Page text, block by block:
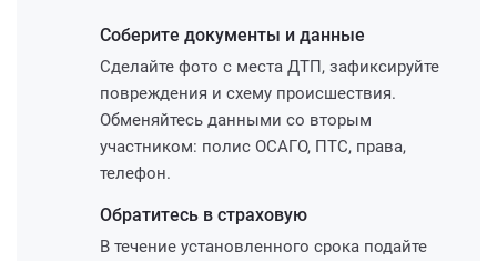
Соберите документы и данные
Сделайте фото с места ДТП, зафиксируйте
повреждения и схему происшествия.
Обменяйтесь данными со вторым
участником: полис ОСАГО, ПТС, права,
телефон.
Обратитесь в страховую
В течение установленного срока подайте